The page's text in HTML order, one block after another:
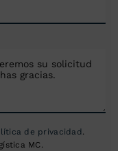
de privacidad.
MC.